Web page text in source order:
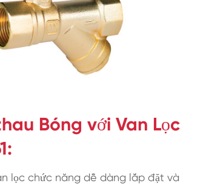
Bóng với Van Lọc
lọc chức năng dễ dàng lắp đặt và